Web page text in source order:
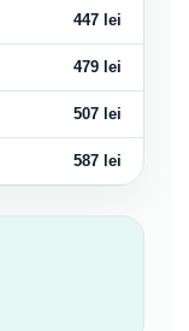
447 lei
479 lei
507 lei
587 lei